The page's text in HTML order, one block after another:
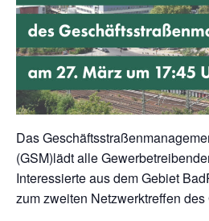
Das
(GSM)lädt alle
Interessierte aus dem Gebiet
zum zweiten Netzwerktreffen des